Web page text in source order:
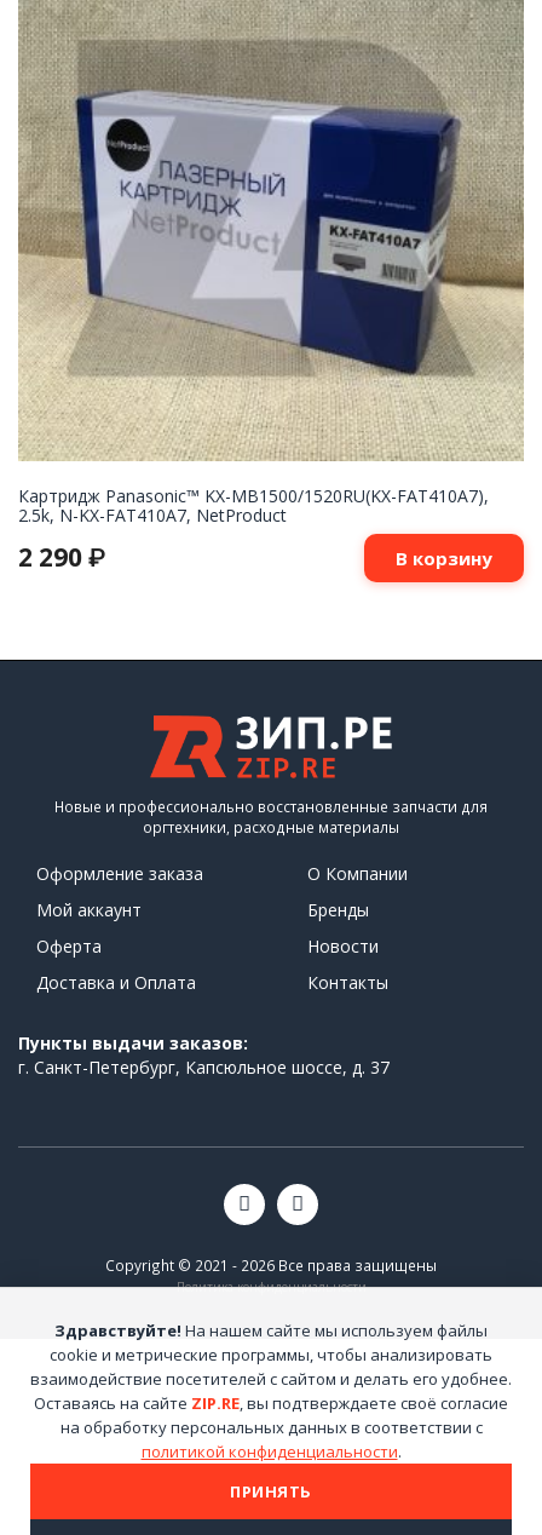
Картридж Panasonic™ KX-MB1500/1520RU(KX-FAT410A7),
2.5k, N-KX-FAT410A7, NetProduct
2 290 ₽ В корзину
Новые и профессионально восстановленные запчасти для
оргтехники, расходные материалы
Оформление заказа
Мой аккаунт
Оферта
Доставка и Оплата
О Компании
Бренды
Новости
Контакты
Пункты выдачи заказов:
г. Санкт-Петербург, Капсюльное шоссе, д. 37
Copyright © 2021 - 2026 Все права защищены
Политика конфиденциальности
Здравствуйте! На нашем сайте мы используем файлы
cookie и метрические программы, чтобы анализировать
взаимодействие посетителей с сайтом и делать его удобнее.
Оставаясь на сайте ZIP.RE, вы подтверждаете своё согласие
на обработку персональных данных в соответствии с
политикой конфиденциальности.
ПРИНЯТЬ